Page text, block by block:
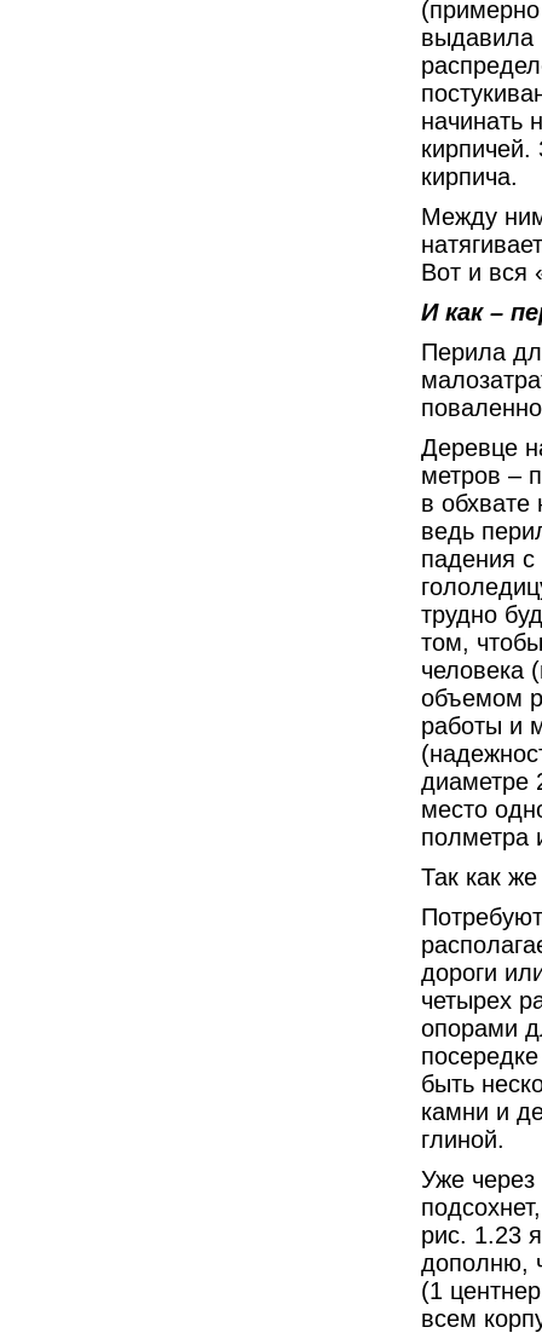
выдавила
начинать
кирпича.
Между
Вот и вся
И как –
Перила
Деревце
метров –
в обхвате
ведь
падения
трудно
том,
человека
объемом
работы и
диаметре
место
Так как
дороги
четырех
опорами
быть
камни и
глиной.
Уже через
рис. 1.23
дополню,
(1
всем